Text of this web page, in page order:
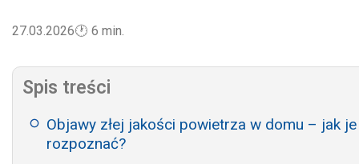
27.03.2026🕐 6 min.
Spis treści
Objawy złej jakości powietrza w domu – jak je
rozpoznać?